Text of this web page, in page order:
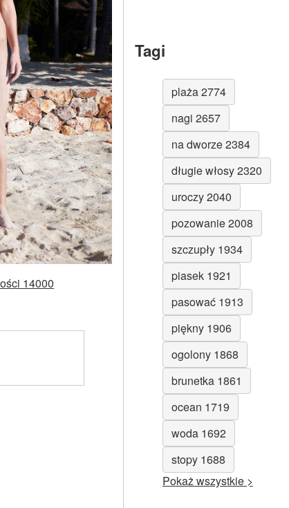
14000
Tagi
plaża 2774
nagi 2657
na dworze 2384
długie włosy 2320
uroczy 2040
pozowanie 2008
szczupły 1934
piasek 1921
pasować 1913
piękny 1906
ogolony 1868
brunetka 1861
ocean 1719
woda 1692
stopy 1688
Pokaż wszystkie >